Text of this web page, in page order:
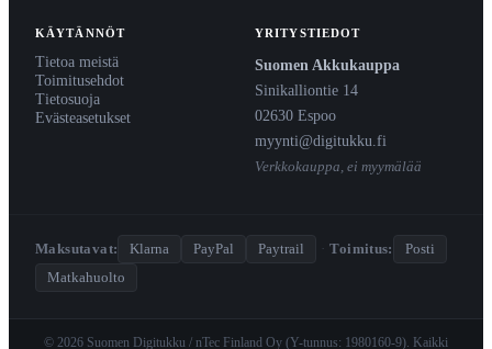
KÄYTÄNNÖT
Tietoa meistä
Toimitusehdot
Tietosuoja
Evästeasetukset
YRITYSTIEDOT
Suomen Akkukauppa
Sinikalliontie 14
02630 Espoo
myynti@digitukku.fi
Verkkokauppa, ei myymälää
Maksutavat: Klarna PayPal Paytrail · Toimitus:
Posti
Matkahuolto
© 2026 Suomen Digitukku / nTec Finland Oy (Y-tunnus: 1980160-9). Kaikki